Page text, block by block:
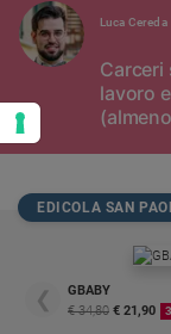
lavoro
Luca Cereda
EDICOLA SAN
❮
GBABY
€ 34,80 € 21,90